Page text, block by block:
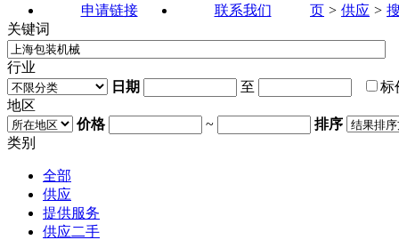
申请链接
联系我们 页 > 供应 >
关键词
行业
日期
至
地区
价格
~
排序
类别
全部
供应
提供服务
供应二手